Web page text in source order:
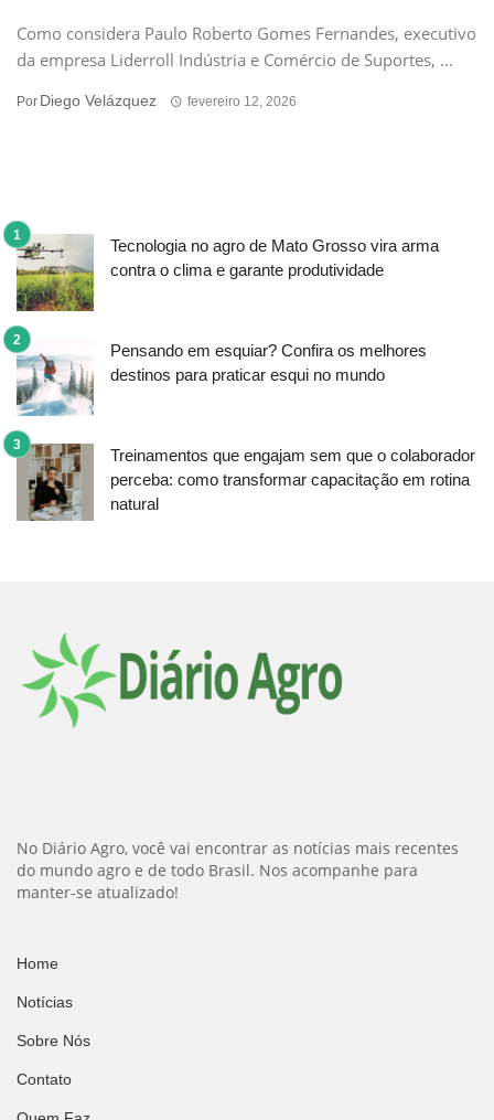
Como considera Paulo Roberto Gomes Fernandes, executivo
da empresa Liderroll Indústria e Comércio de Suportes, ...
Por Diego Velázquez fevereiro 12, 2026
Tecnologia no agro de Mato Grosso vira arma
contra o clima e garante produtividade
Pensando em esquiar? Confira os melhores
destinos para praticar esqui no mundo
Treinamentos que engajam sem que o colaborador
perceba: como transformar capacitação em rotina
natural
No Diário Agro, você vai encontrar as notícias mais recentes
do mundo agro e de todo Brasil. Nos acompanhe para
manter-se atualizado!
Home
Notícias
Sobre Nós
Contato